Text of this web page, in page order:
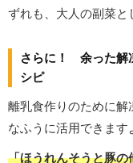
ずれも、大人の副菜と
さらに！ 余った解
シピ
離乳食作りのために解
なふうに活用できます
「ほうれんそうと豚の